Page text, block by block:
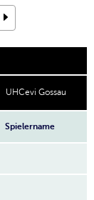
UHCevi Gossau
Spielername